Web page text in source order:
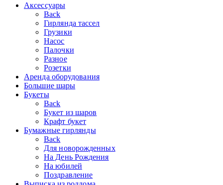
Аксессуары
Back
Гирлянда тассел
Грузики
Насос
Палочки
Разное
Розетки
Аренда оборудования
Большие шары
Букеты
Back
Букет из шаров
Крафт букет
Бумажные гирлянды
Back
Для новорожденных
На День Рождения
На юбилей
Поздравление